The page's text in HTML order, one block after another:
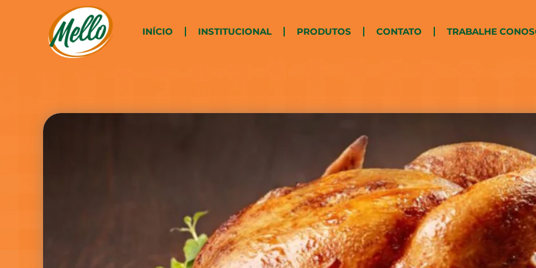
INÍCIO INSTITUCIONAL PRODUTOS CONTATO TRABALHE